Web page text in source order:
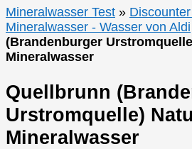
Mineralwasser Test »
Mineralwasser - Wasser von Aldi
(Brandenburger
Mineralwasser
Quellbrunn
Urstromquelle)
Mineralwasser